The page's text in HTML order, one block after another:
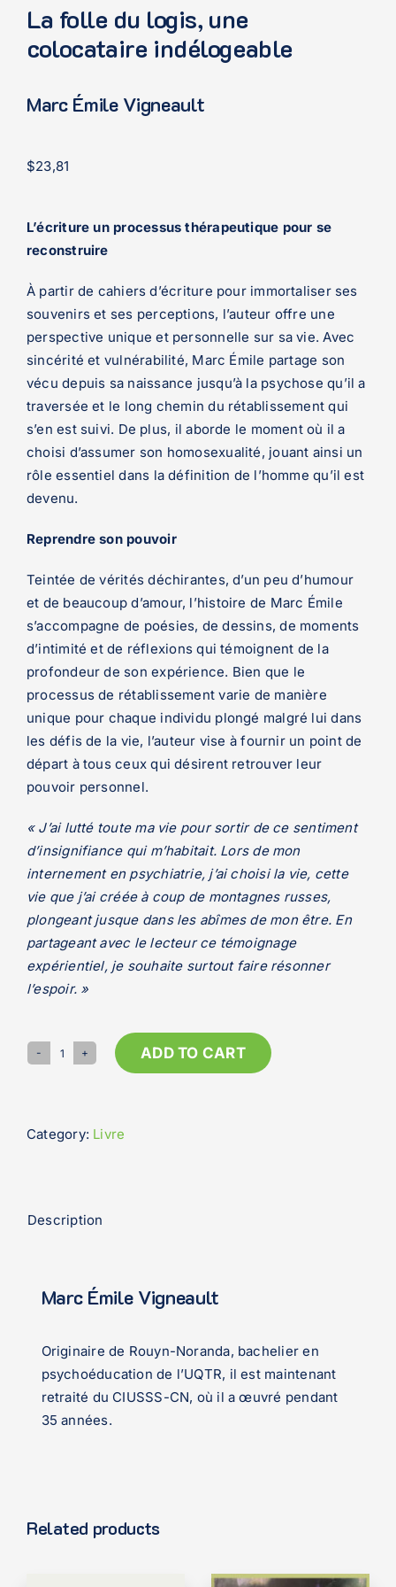
La folle du logis, une
colocataire indélogeable
Marc Émile Vigneault
$23,81
L’écriture un processus thérapeutique pour se
reconstruire
À partir de cahiers d’écriture pour immortaliser ses
souvenirs et ses perceptions, l’auteur offre une
perspective unique et personnelle sur sa vie. Avec
sincérité et vulnérabilité, Marc Émile partage son
vécu depuis sa naissance jusqu’à la psychose qu’il a
traversée et le long chemin du rétablissement qui
s’en est suivi. De plus, il aborde le moment où il a
choisi d’assumer son homosexualité, jouant ainsi un
rôle essentiel dans la définition de l’homme qu’il est
devenu.
Reprendre son pouvoir
Teintée de vérités déchirantes, d’un peu d’humour
et de beaucoup d’amour, l’histoire de Marc Émile
s’accompagne de poésies, de dessins, de moments
d’intimité et de réflexions qui témoignent de la
profondeur de son expérience. Bien que le
processus de rétablissement varie de manière
unique pour chaque individu plongé malgré lui dans
les défis de la vie, l’auteur vise à fournir un point de
départ à tous ceux qui désirent retrouver leur
pouvoir personnel.
« J’ai lutté toute ma vie pour sortir de ce sentiment
d’insignifiance qui m’habitait. Lors de mon
internement en psychiatrie, j’ai choisi la vie, cette
vie que j’ai créée à coup de montagnes russes,
plongeant jusque dans les abîmes de mon être. En
partageant avec le lecteur ce témoignage
expérientiel, je souhaite surtout faire résonner
l’espoir. »
La
logis,
quantity
ADD TO CART
Category: Livre
Description
Marc Émile Vigneault
Originaire de Rouyn-Noranda, bachelier en
psychoéducation de l’UQTR, il est maintenant
retraité du CIUSSS-CN, où il a œuvré pendant
35 années.
Related products